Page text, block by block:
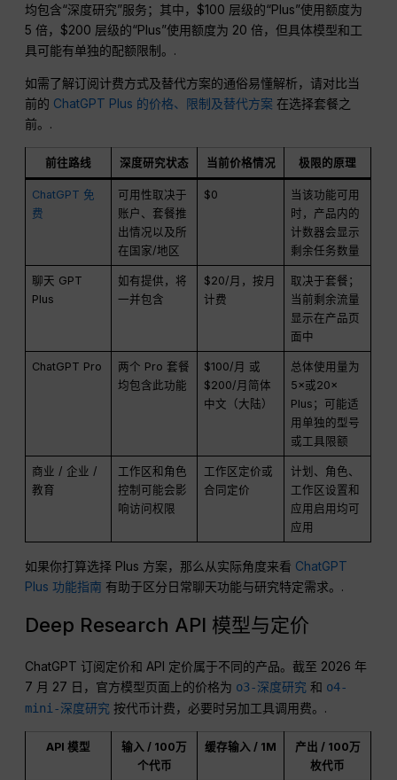
均包含“深度研究”服务；其中，$100 层级的“Plus”使用额度为
5 倍，$200 层级的“Plus”使用额度为 20 倍，但具体模型和工
具可能有单独的配额限制。.
如需了解订阅计费方式及替代方案的通俗易懂解析，请对比当
前的 ChatGPT Plus 的价格、限制及替代方案 在选择套餐之
前。.
前往路线 深度研究状态 当前价格情况 极限的原理
ChatGPT 免
费
可用性取决于
账户、套餐推
出情况以及所
在国家/地区
$0
当该功能可用
时，产品内的
计数器会显示
剩余任务数量
聊天 GPT
Plus
如有提供，将
一并包含
$20/月，按月
计费
取决于套餐；
当前剩余流量
显示在产品页
面中
ChatGPT Pro
两个 Pro 套餐
均包含此功能
$100/月 或
$200/月简体
中文（大陆）
总体使用量为
5×或20×
Plus；可能适
用单独的型号
或工具限额
商业 / 企业 /
教育
工作区和角色
控制可能会影
响访问权限
工作区定价或
合同定价
计划、角色、
工作区设置和
应用启用均可
应用
如果你打算选择 Plus 方案，那么从实际角度来看 ChatGPT
Plus 功能指南 有助于区分日常聊天功能与研究特定需求。.
Deep Research API 模型与定价
ChatGPT 订阅定价和 API 定价属于不同的产品。截至 2026 年
7 月 27 日，官方模型页面上的价格为 o3-深度研究 和 o4-
mini-深度研究 按代币计费，必要时另加工具调用费。.
API 模型
输入 / 100万
个代币
缓存输入 / 1M
产出 / 100万
枚代币